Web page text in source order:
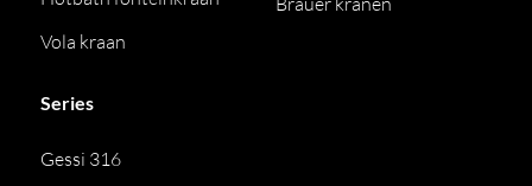
Vola kraan
Series
Gessi 316